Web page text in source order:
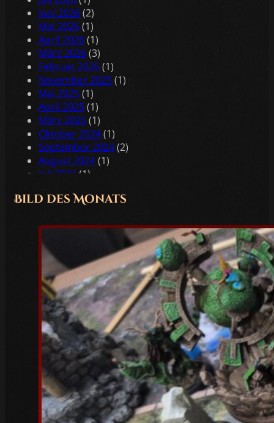
Juni 2026(2)
Mai 2026(1)
April 2026(1)
März 2026(3)
Februar 2026(1)
November 2025(1)
Mai 2025(1)
April 2025(1)
März 2025(1)
Oktober 2024(1)
September 2024(2)
August 2024(1)
Juli 2024 (1)
Mai 2024(2)
Februar 2024(1)
Januar 2024
Dezember 2023(1)
November 2023(1)
Oktober 2023(3)
Juli 2023(1)
Juni 2023 (1)
Mai 2023(5)
April 2023(3)
März 2023(6)
Februar 2023(4)
Januar 2023
(5)
Dezember 2022(4)
November 2022(4)
Oktober 2022(5)
Bild des Monats